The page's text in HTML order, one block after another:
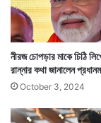
নীরজ হিটেও
পৌঁছেছিলেন।
এদিন তাই বিকেলে
ন্য
জ্বা
লা
নি
তে
নীরজ চোপড়ার মাকে চিঠি
রান্নার কথা জানালেন
October 3, 2024